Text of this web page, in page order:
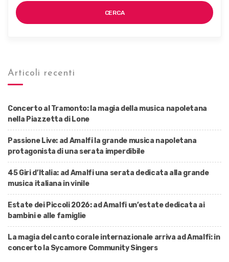
CERCA
Articoli recenti
Concerto al Tramonto: la magia della musica napoletana
nella Piazzetta di Lone
Passione Live: ad Amalfi la grande musica napoletana
protagonista di una serata imperdibile
45 Giri d’Italia: ad Amalfi una serata dedicata alla grande
musica italiana in vinile
Estate dei Piccoli 2026: ad Amalfi un’estate dedicata ai
bambini e alle famiglie
La magia del canto corale internazionale arriva ad Amalfi: in
concerto la Sycamore Community Singers